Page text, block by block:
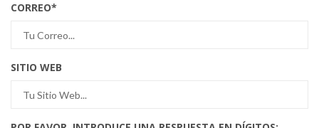
CORREO*
SITIO WEB